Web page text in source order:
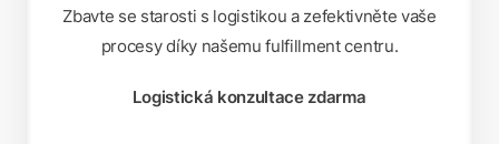
Zbavte se starosti s logistikou a zefektivněte vaše
procesy díky našemu fulfillment centru.
Logistická konzultace zdarma